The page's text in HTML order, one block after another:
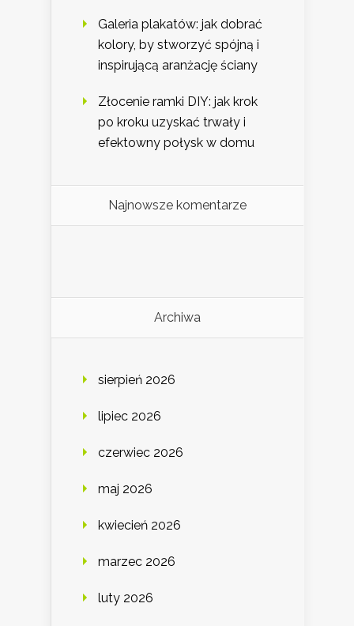
Galeria plakatów: jak dobrać
kolory, by stworzyć spójną i
inspirującą aranżację ściany
Złocenie ramki DIY: jak krok
po kroku uzyskać trwały i
efektowny połysk w domu
Najnowsze komentarze
Archiwa
sierpień 2026
lipiec 2026
czerwiec 2026
maj 2026
kwiecień 2026
marzec 2026
luty 2026